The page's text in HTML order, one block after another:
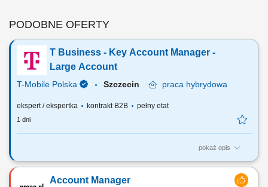
PODOBNE OFERTY
T Business - Key Account Manager -
Large Account
T-Mobile Polska Szczecin praca hybrydowa
ekspert / ekspertka kontrakt B2B pełny etat
1 dni
pokaż opis
Zadania, które na Ciebie czekają: Przygotowanie ofert handlowych w
Negocjowanie umów i warunków handlowych; Zawieranie umów w tym
Account Manager